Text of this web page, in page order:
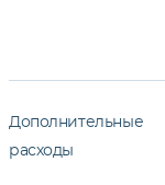
Дополнительные
расходы